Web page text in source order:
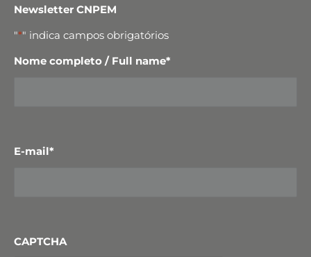
Newsletter CNPEM
"*" indica campos obrigatórios
Nome completo / Full name*
E-mail*
CAPTCHA